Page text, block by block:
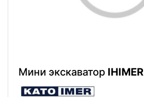
Мини экскаватор IHIMER